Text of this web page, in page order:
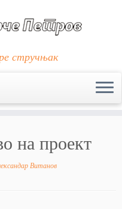
стручњак
на проект
Витанов